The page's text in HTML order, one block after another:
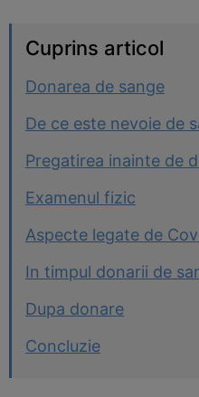
Cuprins articol
Donarea de sange
De ce este nevoie de
Pregatirea inainte de
Examenul fizic
Aspecte legate de
In timpul donarii de
Dupa donare
Concluzie